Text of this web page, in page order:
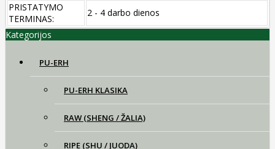
PRISTATYMO
TERMINAS:
2 - 4 darbo dienos
Kategorijos
PU-ERH
PU-ERH KLASIKA
RAW (SHENG / ŽALIA)
RIPE (SHU / JUODA)